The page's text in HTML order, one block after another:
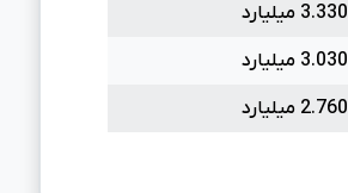
3.330 میلیارد
3.030 میلیارد
2.760 میلیارد